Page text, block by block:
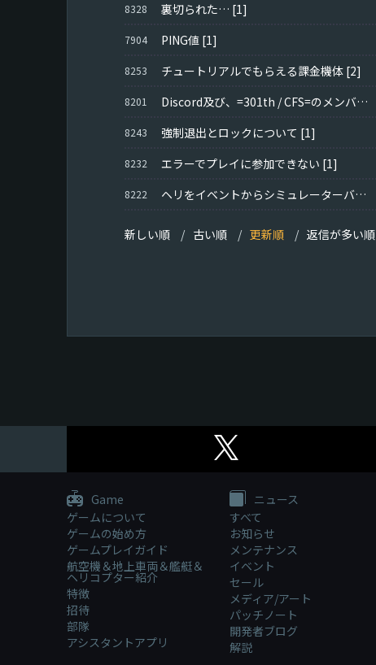
8328 裏切られた… [1]
7904 PING値 [1]
8253 チュートリアルでもらえる課金機体 [2]
8201 Discord及び、=301th / CFS=のメンバー募集！
8243 強制退出とロックについて [1]
8232 エラーでプレイに参加できない [1]
8222 ヘリをイベントからシミュレーターバトルに移してくれーーーーー
新しい順 古い順 更新順 返信が多い順
Game
ゲームについて
ゲームの始め方
ゲームプレイガイド
航空機＆地上車両＆艦艇＆
ヘリコプター紹介
特徴
招待
部隊
アシスタントアプリ
ニュース
すべて
お知らせ
メンテナンス
イベント
セール
メディア/アート
パッチノート
開発者ブログ
解説